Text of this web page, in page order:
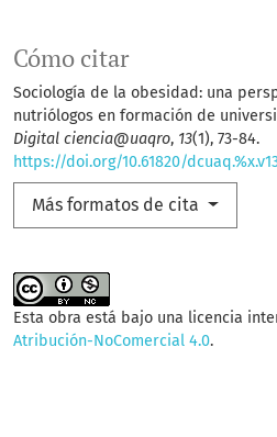
Cómo citar
Sociología de la obesidad: una
nutriólogos en formación de
Digital ciencia@uaqro, 13(1), 73-84.
https://doi.org/10.61820/
Más formatos de cita
Esta obra está bajo una licencia
Atribución-NoComercial 4.0.